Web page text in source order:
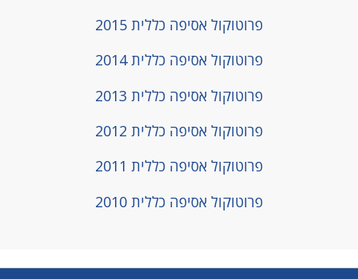
פרוטוקול אסיפה כללית 2015
פרוטוקול אסיפה כללית 2014
פרוטוקול אסיפה כללית 2013
פרוטוקול אסיפה כללית 2012
פרוטוקול אסיפה כללית 2011
פרוטוקול אסיפה כללית 2010